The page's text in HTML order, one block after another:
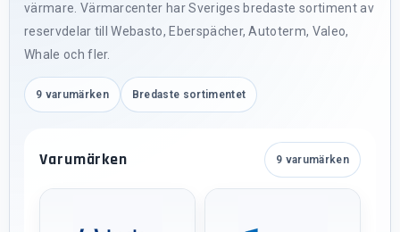
värmare. Värmarcenter har Sveriges bredaste sortiment av
reservdelar till Webasto, Eberspächer, Autoterm, Valeo,
Whale och fler.
9 varumärken Bredaste sortimentet
Varumärken 9 varumärken